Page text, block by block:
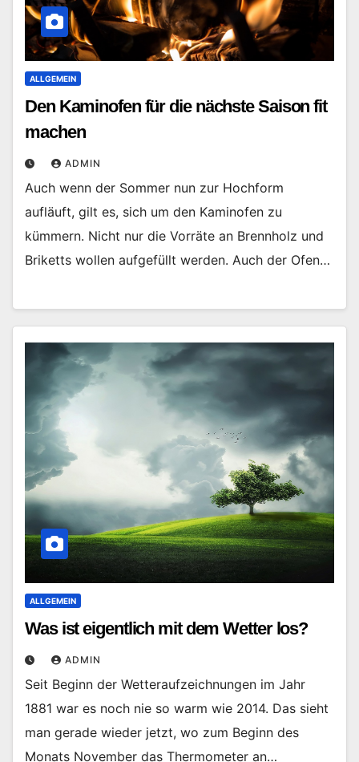
ALLGEMEIN
Den Kaminofen für die nächste Saison fit
machen
ADMIN
Auch wenn der Sommer nun zur Hochform
aufläuft, gilt es, sich um den Kaminofen zu
kümmern. Nicht nur die Vorräte an Brennholz und
Briketts wollen aufgefüllt werden. Auch der Ofen…
ALLGEMEIN
Was ist eigentlich mit dem Wetter los?
ADMIN
Seit Beginn der Wetteraufzeichnungen im Jahr
1881 war es noch nie so warm wie 2014. Das sieht
man gerade wieder jetzt, wo zum Beginn des
Monats November das Thermometer an…